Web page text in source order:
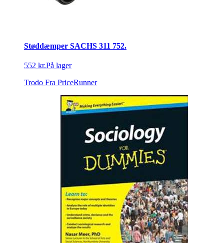
Støddæmper SACHS 311 752.
552 kr.På lager
Trodo Fra PriceRunner